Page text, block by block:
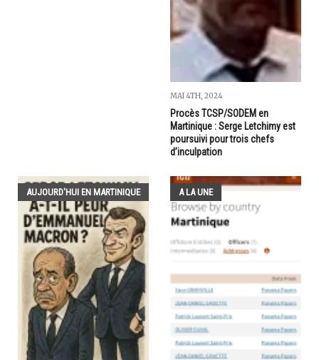
MAI 4TH, 2024
Procès TCSP/SODEM en
Martinique : Serge Letchimy est
poursuivi pour trois chefs
d’inculpation
AUJOURD'HUI EN MARTINIQUE A LA UNE